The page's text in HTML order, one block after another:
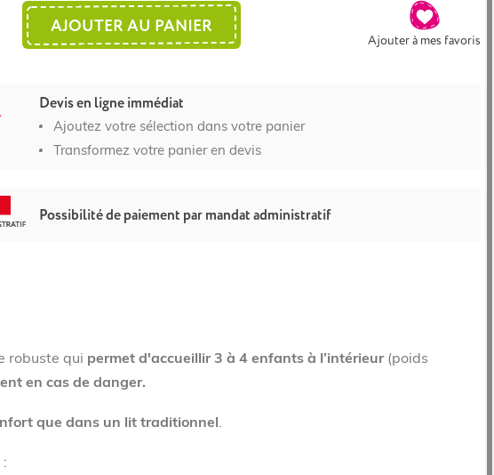
AJOUTER AU PANIER
Ajouter à mes favoris
Devis en ligne immédiat
Ajoutez votre sélection dans votre panier
Transformez votre panier en devis
Possibilité de paiement par mandat administratif
robuste qui permet d'accueillir 3 à 4 enfants à l’intérieur(poids
en cas de danger.
que dans un lit traditionnel .
: